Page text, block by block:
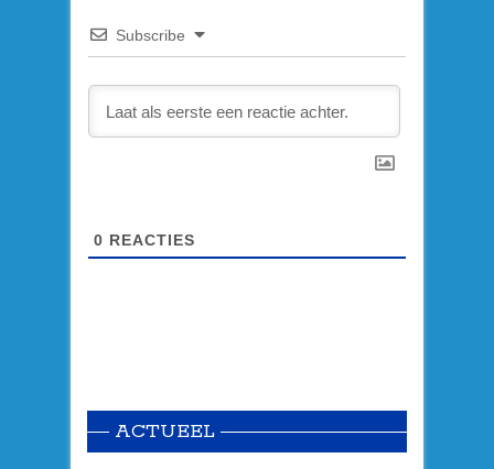
Subscribe
0 REACTIES
ACTUEEL